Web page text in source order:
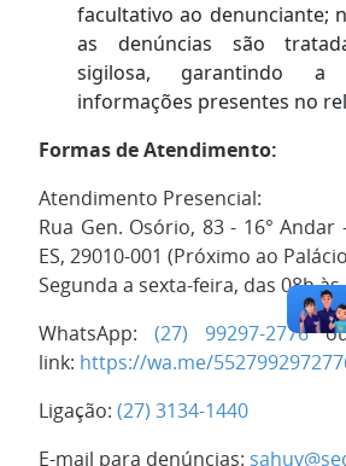
facultativo ao denunciante;
as denúncias são
sigilosa, garantindo a
informações presentes no
Formas de Atendimento:
Atendimento Presencial:
Rua Gen. Osório, 83 - 16°
ES, 29010-001 (Próximo ao
Segunda a sexta-feira, das 08h às
WhatsApp:
(27) 99297-2776
link: https://wa.me/
Ligação: (27) 3134-1440
E-mail para denúncias: